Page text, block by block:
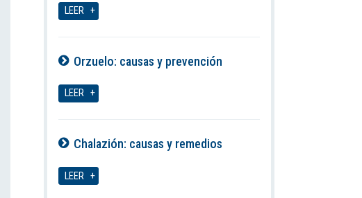
LEER
Orzuelo: causas y prevención
LEER
Chalazión: causas y remedios
LEER